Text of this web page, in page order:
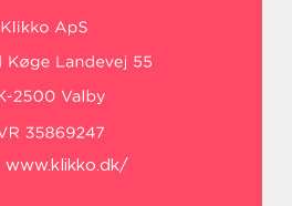
www.klikko.dk/